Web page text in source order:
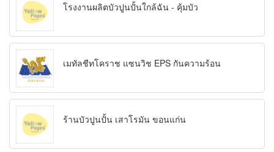
โรงงานผลิตบัวปูนปั้นใกล้ฉัน - คุ้มบัว
เมทัลชีทโคราช แซนวิช EPS กันความร้อน
ร้านบัวปูนปั้น เสาโรมัน ขอนแก่น